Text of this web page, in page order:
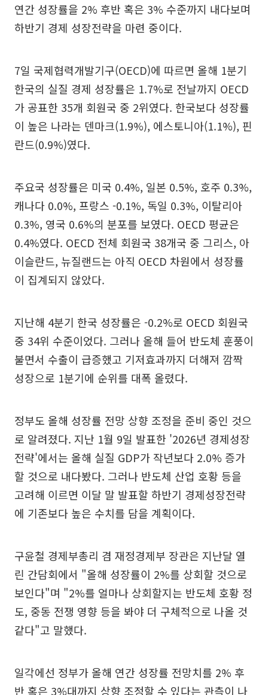
연간 성장률을 2% 후반 혹은 3% 수준까지 내다보며
하반기 경제 성장전략을 마련 중이다.
7일 국제협력개발기구(OECD)에 따르면 올해 1분기
한국의 실질 경제 성장률은 1.7%로 전날까지 OECD
가 공표한 35개 회원국 중 2위였다. 한국보다 성장률
이 높은 나라는 덴마크(1.9%), 에스토니아(1.1%), 핀
란드(0.9%)였다.
주요국 성장률은 미국 0.4%, 일본 0.5%, 호주 0.3%,
캐나다 0.0%, 프랑스 -0.1%, 독일 0.3%, 이탈리아
0.3%, 영국 0.6%의 분포를 보였다. OECD 평균은
0.4%였다. OECD 전체 회원국 38개국 중 그리스, 아
이슬란드, 뉴질랜드는 아직 OECD 차원에서 성장률
이 집계되지 않았다.
지난해 4분기 한국 성장률은 -0.2%로 OECD 회원국
중 34위 수준이었다. 그러나 올해 들어 반도체 훈풍이
불면서 수출이 급증했고 기저효과까지 더해져 깜짝
성장으로 1분기에 순위를 대폭 올렸다.
정부도 올해 성장률 전망 상향 조정을 준비 중인 것으
로 알려졌다. 지난 1월 9일 발표한 '2026년 경제성장
전략'에서는 올해 실질 GDP가 작년보다 2.0% 증가
할 것으로 내다봤다. 그러나 반도체 산업 호황 등을
고려해 이르면 이달 말 발표할 하반기 경제성장전략
에 기존보다 높은 수치를 담을 계획이다.
구윤철 경제부총리 겸 재정경제부 장관은 지난달 열
린 간담회에서 "올해 성장률이 2%를 상회할 것으로
보인다"며 "2%를 얼마나 상회할지는 반도체 호황 정
도, 중동 전쟁 영향 등을 봐야 더 구체적으로 나올 것
같다"고 말했다.
일각에선 정부가 올해 연간 성장률 전망치를 2% 후
반 혹은 3%대까지 상향 조정할 수 있다는 관측이 나